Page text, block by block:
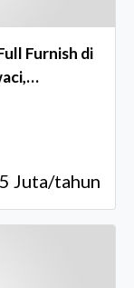
Furnish di
Juta/tahun